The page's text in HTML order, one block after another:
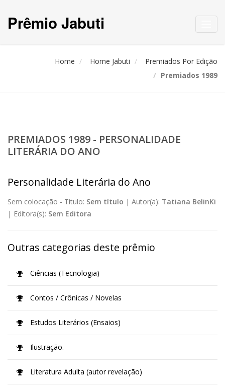
Prêmio Jabuti
Home Home Jabuti
Premiados Por Edição
Premiados 1989
PREMIADOS 1989 - PERSONALIDADE
LITERÁRIA DO ANO
Personalidade Literária do Ano
Sem colocação - Título: Sem título | Autor(a): Tatiana BelinKi
| Editora(s): Sem Editora
Outras categorias deste prêmio
Ciências (Tecnologia)
Contos / Crônicas / Novelas
Estudos Literários (Ensaios)
Ilustração.
Literatura Adulta (autor revelação)